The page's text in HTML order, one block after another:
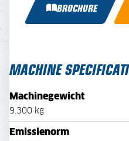
BROCHURE
MACHINE
Machinegewicht
9.300 kg
Emissienorm